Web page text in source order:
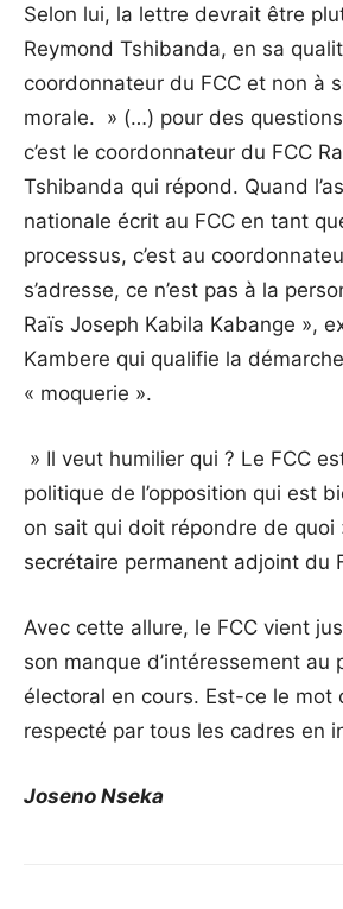
Selon lui, la lettre devrait être
Reymond Tshibanda, en sa
coordonnateur du FCC et non à
morale. » (…) pour des
c’est le coordonnateur du FCC
Tshibanda qui répond. Quand
nationale écrit au FCC en tant
processus, c’est au
s’adresse, ce n’est pas à la
Raïs Joseph Kabila Kabange »,
Kambere qui qualifie la
« moquerie ».
» Il veut humilier qui ? Le FCC
politique de l’opposition qui est
on sait qui doit répondre de quoi
secrétaire permanent adjoint du
Avec cette allure, le FCC vient
son manque d’intéressement au
électoral en cours. Est-ce le mot
respecté par tous les cadres en
Joseno Nseka